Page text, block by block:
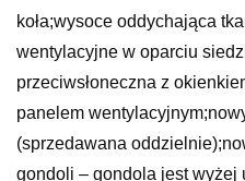
koła;wysoce oddychająca
wentylacyjne w oparciu
przeciwsłoneczna z
panelem
(sprzedawana
gondoli – gondola jest wyżej